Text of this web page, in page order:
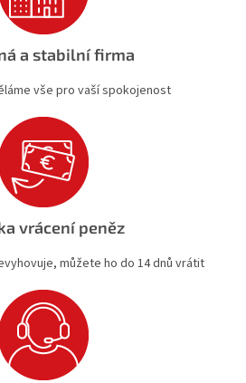
a stabilní firma
vše pro vaší spokojenost
vrácení peněz
můžete ho do 14 dnů vrátit